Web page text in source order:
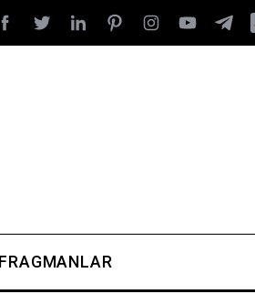
FRAGMANLAR